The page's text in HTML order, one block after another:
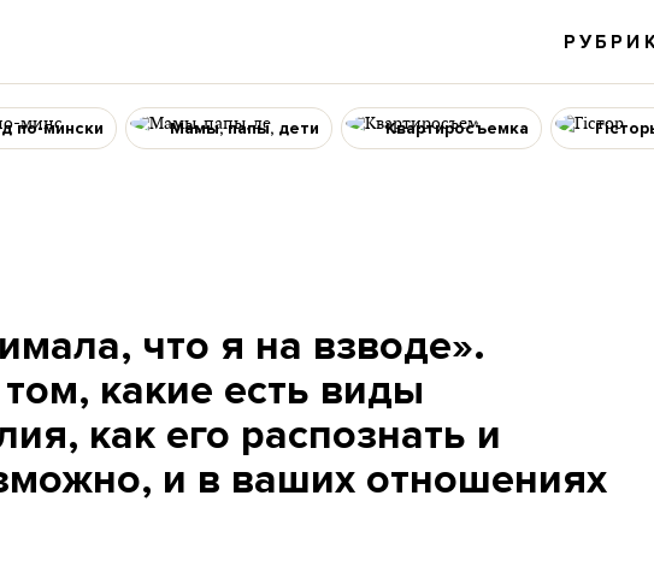
по-мински Мамы, папы, дети Квартиросъемка
что я на взводе».
какие есть виды
как его распознать и
и в ваших отношениях